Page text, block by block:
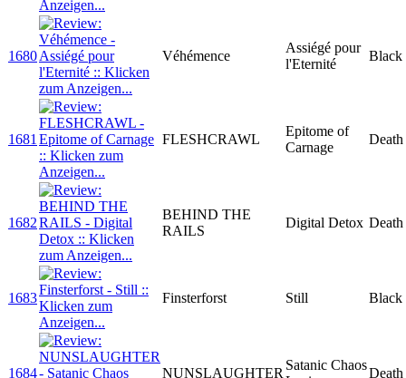
1680 Véhémence
Assiégé pour
l'Eternité
Black
1681 FLESHCRAWL
Epitome of
Carnage
1682
BEHIND THE
RAILS
Digital Detox
1683 Finsterforst Still Black
1684 NUNSLAUGHTER
Satanic Chaos